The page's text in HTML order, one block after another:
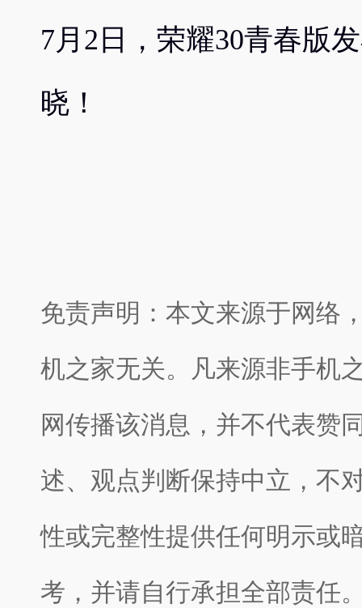
7月2日，荣耀30青春版
晓！
免责声明：本文来源于网络
机之家无关。凡来源非手机
网传播该消息，并不代表赞
述、观点判断保持中立，不
性或完整性提供任何明示或
考，并请自行承担全部责任